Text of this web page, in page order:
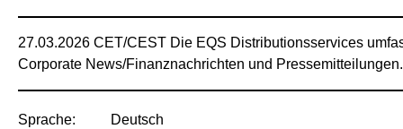
27.03.2026 CET/CEST Die EQS Distributionsservices
Corporate News/Finanznachrichten und
Sprache:
Deutsch